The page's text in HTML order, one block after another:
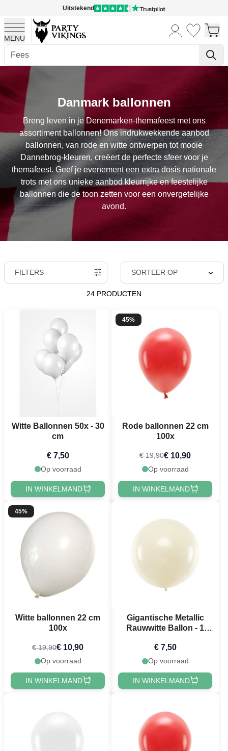
Uitstekend
MENU
Ga naar de inhoud
Danmark ballonnen
Breng leven in je Denemarken-themafeest met ons
assortiment ballonnen! Ons indrukwekkende aanbod
ballonnen, van rode en witte ontwerpen tot mooie
Dannebrog-kleuren, creëert de perfecte sfeer voor je
themafeest. Geef je evenement een extra dosis nationale
trots met ons unieke aanbod kleurrijke en feestelijke
ballonnen die de toon zetten voor een onvergetelijke
avond.
FILTERS SORTEER OP
24 PRODUCTEN
Witte Ballonnen 50x - 30
cm
€ 7,50
Op voorraad
IN WINKELMAND
45%
Rode ballonnen 22 cm
100x
€ 19,90€ 10,90
Op voorraad
IN WINKELMAND
45%
Witte ballonnen 22 cm
100x
€ 19,90€ 10,90
Op voorraad
IN WINKELMAND
Gigantische Metallic
Rauwwitte Ballon - 1
€ 7,50
Op voorraad
IN WINKELMAND